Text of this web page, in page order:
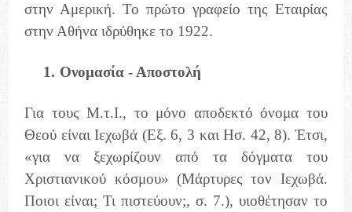
στην Αμερική. Το πρώτο γραφείο της Εταιρίας
στην Αθήνα ιδρύθηκε το 1922.
1. Ονομασία - Αποστολή
Για τους Μ.τ.Ι., το μόνο αποδεκτό όνομα του
Θεού είναι Ιεχωβά (Εξ. 6, 3 και Ησ. 42, 8). Έτσι,
«για να ξεχωρίζουν από τα δόγματα του
Χριστιανικού κόσμου» (Μάρτυρες τον Ιεχωβά.
Ποιοι είναι; Τι πιστεύουν;, σ. 7.), υιοθέτησαν το